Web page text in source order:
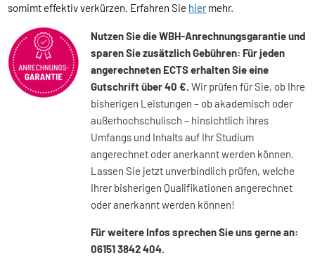
somimt effektiv verkürzen. Erfahren Sie hiermehr.
Nutzen Sie die WBH-Anrechnungsgarantie und
sparen Sie zusätzlich Gebühren: Für jeden
angerechneten ECTS erhalten Sie eine
Gutschrift über 40 €.Wir prüfen für Sie, ob Ihre
bisherigen Leistungen – ob akademisch oder
außerhochschulisch – hinsichtlich ihres
Umfangs und Inhalts auf Ihr Studium
angerechnet oder anerkannt werden können.
Lassen Sie jetzt unverbindlich prüfen, welche
Ihrer bisherigen Qualifikationen angerechnet
oder anerkannt werden können!
Für weitere Infos sprechen Sie uns gerne an:
06151 3842 404.